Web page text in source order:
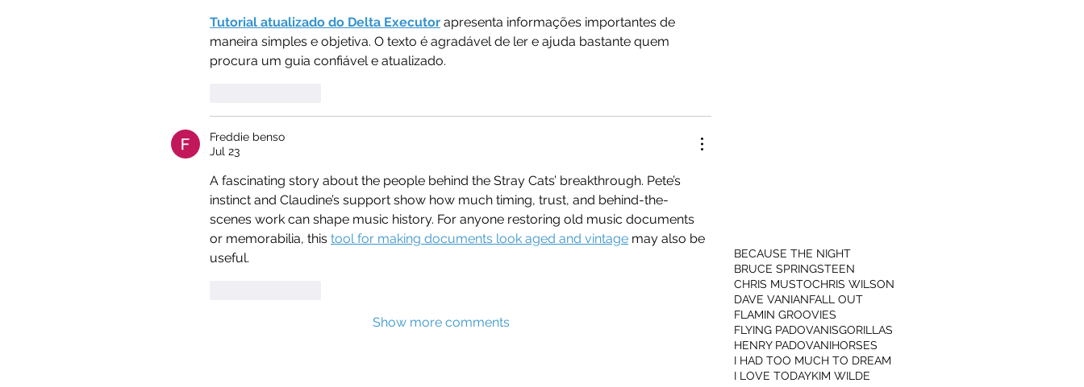
Tutorial atualizado do Delta Executor apresenta informações importantes de
maneira simples e objetiva. O texto é agradável de ler e ajuda bastante quem
procura um guia confiável e atualizado.
Freddie benso
Jul 23
A fascinating story about the people behind the Stray Cats’ breakthrough. Pete’s
instinct and Claudine’s support show how much timing, trust, and behind-the-
scenes work can shape music history. For anyone restoring old music documents
or memorabilia, this tool for making documents look aged and vintage may also be
useful.
Show more comments
BECAUSE THE NIGHT
BRUCE SPRINGSTEEN
CHRIS MUSTOCHRIS WILSON
DAVE VANIANFALL OUT
FLAMIN GROOVIES
FLYING PADOVANISGORILLAS
HENRY PADOVANIHORSES
I HAD TOO MUCH TO DREAM
I LOVE TODAYKIM WILDE